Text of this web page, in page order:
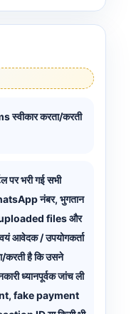
करता/करती
पर भरी गई सभी
नंबर, भुगतान
uploaded files और
आवेदक / उपयोगकर्ता
करती है कि उसने
ध्यानपूर्वक जांच ली
fake payment